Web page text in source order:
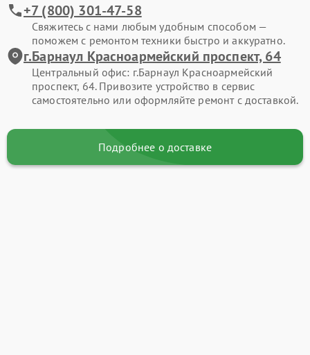
+7 (800) 301-47-58
Свяжитесь с нами любым удобным способом —
поможем с ремонтом техники быстро и аккуратно.
г.Барнаул Красноармейский проспект, 64
Центральный офис: г.Барнаул Красноармейский
проспект, 64. Привозите устройство в сервис
самостоятельно или оформляйте ремонт с доставкой.
Подробнее о доставке